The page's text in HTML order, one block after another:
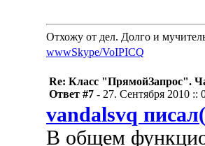
Отхожу от дел. Долго и
wwwSkype/VoIPICQ
Re: Класс "ПрямойЗапрос".
Ответ #7 - 27. Сентября 2010 ::
vandalsvq
В общем